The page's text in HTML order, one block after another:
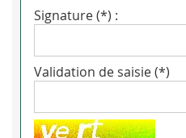
Signature (*) :
Validation de saisie (*)